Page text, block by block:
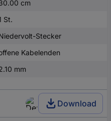
cm
St.
Stecker
Kabelenden
mm
Download